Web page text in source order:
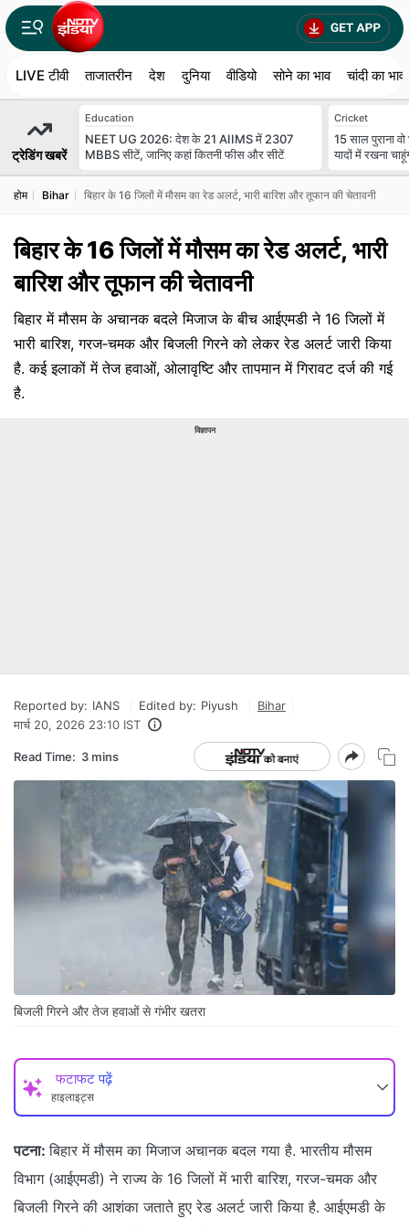
LIVE टीवी ताजातरीन देश दुनिया वीडियो सोने का भाव चांदी का भाव
ट्रेडिंग खबरें
Education
NEET UG 2026: देश के 21 AIIMS में 2307
MBBS सीटें, जानिए कहां कितनी फीस और सीटें
Cricket
15 साल पुराना
यादों में रखना
होम Bihar बिहार के 16 जिलों में मौसम का रेड अलर्ट, भारी बारिश और तूफान की चेतावनी
बिहार के 16 जिलों में मौसम का रेड अलर्ट, भारी
बारिश और तूफान की चेतावनी
बिहार में मौसम के अचानक बदले मिजाज के बीच आईएमडी ने 16 जिलों में
भारी बारिश, गरज‑चमक और बिजली गिरने को लेकर रेड अलर्ट जारी किया
है. कई इलाकों में तेज हवाओं, ओलावृष्टि और तापमान में गिरावट दर्ज की गई
है.
विज्ञापन
Reported by: IANS Edited by: Piyush
Bihar
मार्च 20, 2026 23:10 IST
Read Time: 3 mins
बिजली गिरने और तेज हवाओं से गंभीर खतरा
फटाफट पढ़ें
हाइलाइट्स
पटना: बिहार में मौसम का मिजाज अचानक बदल गया है. भारतीय मौसम
विभाग (आईएमडी) ने राज्य के 16 जिलों में भारी बारिश, गरज-चमक और
बिजली गिरने की आशंका जताते हुए रेड अलर्ट जारी किया है. आईएमडी के